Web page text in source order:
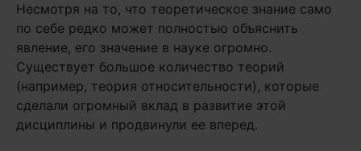
Несмотря на то, что теоретическое знание само
по себе редко может полностью объяснить
явление, его значение в науке огромно.
Существует большое количество теорий
(например, теория относительности), которые
сделали огромный вклад в развитие этой
дисциплины и продвинули ее вперед.